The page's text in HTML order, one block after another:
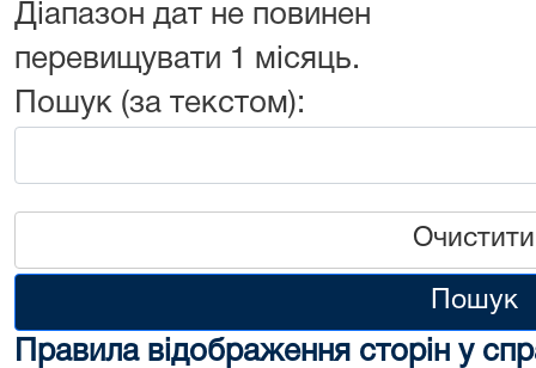
Діапазон дат не повинен
перевищувати 1 місяць.
Пошук (за текстом):
Очистити
Пошук
Правила відображення сторін у